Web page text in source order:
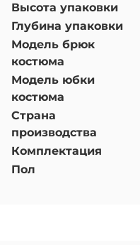
Высота упаковки
Глубина упаковки
Модель брюк
костюма
Модель юбки
костюма
Страна
производства
Комплектация
Пол